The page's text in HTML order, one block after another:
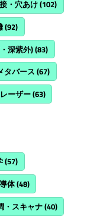
・穴あけ(102)
(92)
深紫外)(83)
タバース (67)
レーザー(63)
(57)
体(48)
・スキャナ(40)